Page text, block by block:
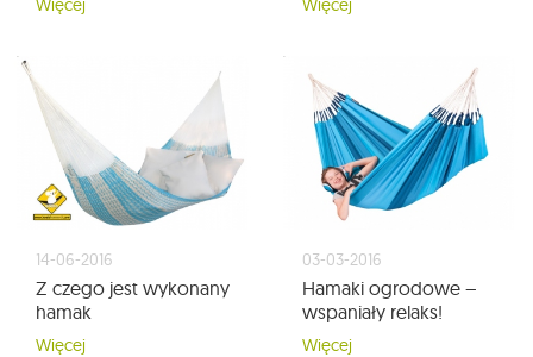
Więcej Więcej
14-06-2016
Z czego jest wykonany
hamak
Więcej
03-03-2016
Hamaki ogrodowe –
wspaniały relaks!
Więcej